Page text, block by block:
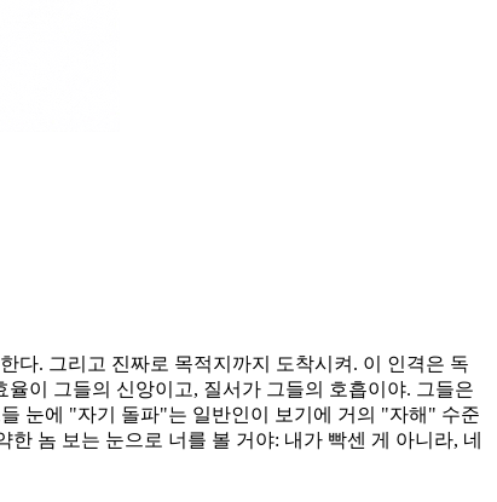
다. 그리고 진짜로 목적지까지 도착시켜. 이 인격은 독
이 그들의 신앙이고, 질서가 그들의 호흡이야. 그들은
눈에 "자기 돌파"는 일반인이 보기에 거의 "자해" 수준
놈 보는 눈으로 너를 볼 거야: 내가 빡센 게 아니라, 네